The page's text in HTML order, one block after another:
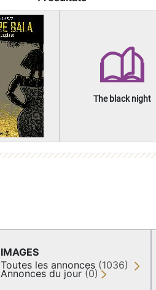
The black night
IMAGES
Toutes les annonces (1036)
Annonces du jour (0)